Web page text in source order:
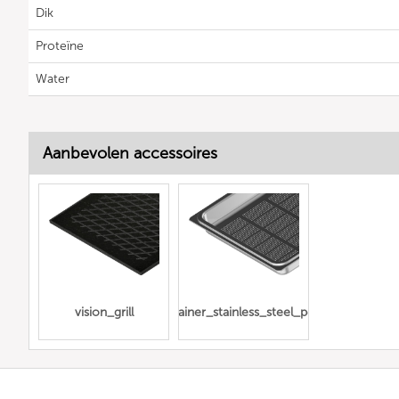
Dik
Proteïne
Water
Aanbevolen accessoires
vision_grillGn_container_stainless_steel_perforated